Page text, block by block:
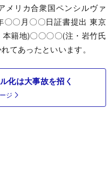
メリカ合衆国ペンシルヴァ
〇〇月〇〇日証書提出 東京
籍地)〇〇〇〇(注・岩竹氏
てあったといいます。
化は大事故を招く
ジ